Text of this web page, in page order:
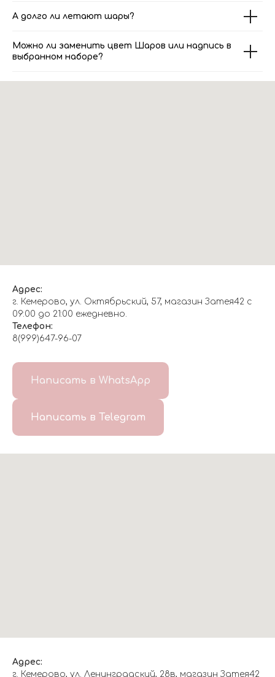
А долго ли летают шары?
Можно ли заменить цвет Шаров или надпись в
выбранном наборе?
Адрес:
г. Кемерово, ул. Октябрьский, 57, магазин Затея42 с
09:00 до 21:00 ежедневно.
Телефон:
8(999)647-96-07
Написать в WhatsApp
Написать в Telegram
Адрес:
г. Кемерово, ул. Ленинградский, 28в, магазин Затея42